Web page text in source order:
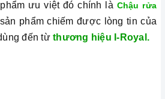
ưu việt đó chính là Chậu rửa
sản phẩm chiếm được lòng tin của
đến từ thương hiệu I-Royal.